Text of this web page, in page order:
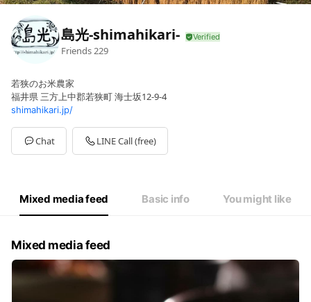
島光-shimahikari-
Friends229
若狭のお米農家
福井県 三方上中郡若狭町 海士坂12-9-4
shimahikari.jp/
Chat LINE Call (free)
Mixed media feed Basic info You might like
Mixed media feed